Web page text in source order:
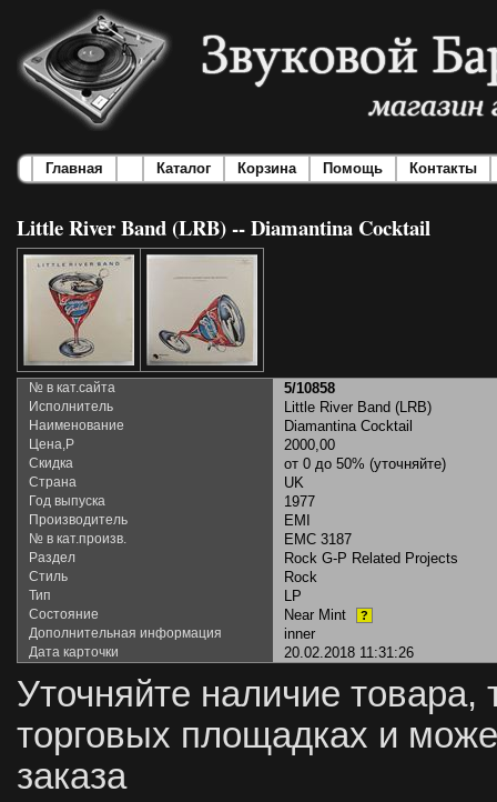
Главная Каталог Корзина Помощь Контакты
Little River Band (LRB) -- Diamantina Cocktail
№ в кат.сайта 5/10858
Исполнитель Little River Band (LRB)
Наименование Diamantina Cocktail
Цена,Р 2000,00
Скидка от 0 до 50% (уточняйте)
Страна UK
Год выпуска 1977
Производитель EMI
№ в кат.произв. EMC 3187
Раздел Rock G-P Related Projects
Стиль Rock
Тип LP
Состояние Near Mint ?
Дополнительная информация inner
Дата карточки 20.02.2018 11:31:26
Уточняйте наличие товара,
торговых площадках и
заказа